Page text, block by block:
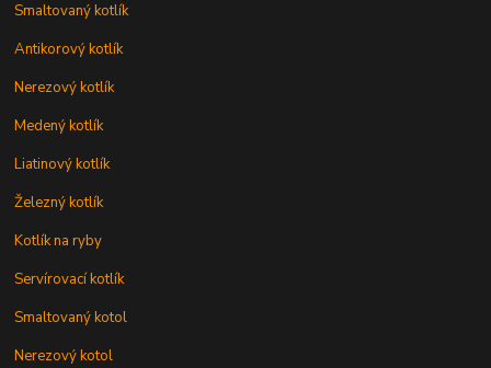
Smaltovaný kotlík
Antikorový kotlík
Nerezový kotlík
Medený kotlík
Liatinový kotlík
Železný kotlík
Kotlík na ryby
Servírovací kotlík
Smaltovaný kotol
Nerezový kotol